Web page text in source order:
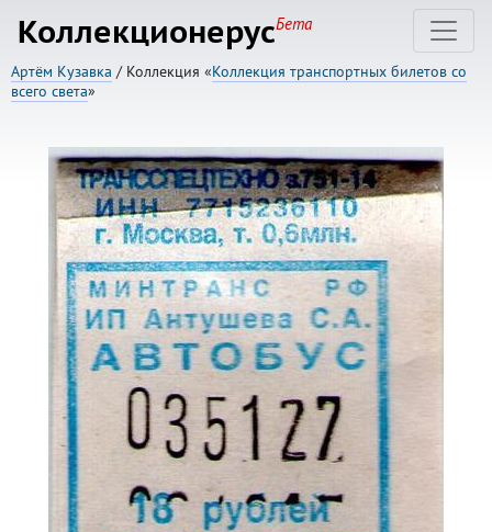
КоллекционерусБета
Артём Кузавка / Коллекция «Коллекция транспортных билетов со
всего света»